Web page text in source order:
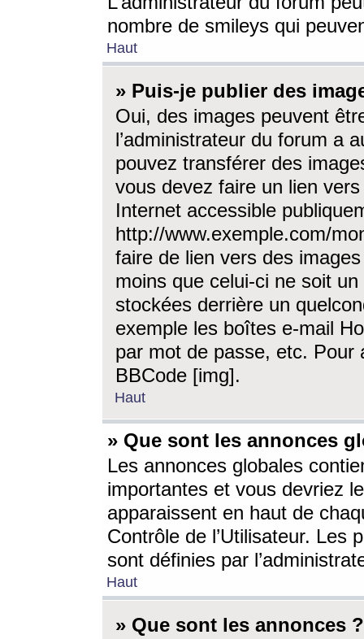
nombre de smileys qui
Haut
» Puis-je publier des
Oui, des images peuvent
l’administrateur du forum a
pouvez transférer des
vous devez faire un lien
Internet accessible
http://www.exemple.com/
faire de lien vers des
moins que celui-ci ne soit
stockées derrière un
exemple les boîtes e-mail
par mot de passe, etc. Pour
BBCode [img].
Haut
» Que sont les annonces
Les annonces globales
importantes et vous devriez
apparaissent en haut de
Contrôle de l’Utilisateur. Les
sont définies par
Haut
» Que sont les annonces ?